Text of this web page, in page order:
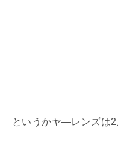
というかヤ―レンズは2